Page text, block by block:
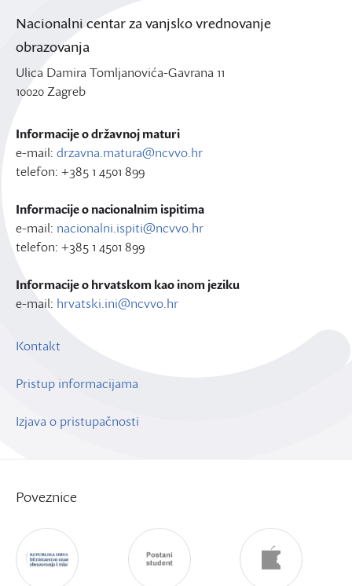
Nacionalni centar za vanjsko vrednovanje
obrazovanja
Ulica Damira Tomljanovića-Gavrana 11
10020 Zagreb
Informacije o državnoj maturi
e-mail: drzavna.matura@ncvvo.hr
telefon: +385 1 4501 899
Informacije o nacionalnim ispitima
e-mail: nacionalni.ispiti@ncvvo.hr
telefon: +385 1 4501 899
Informacije o hrvatskom kao inom jeziku
e-mail: hrvatski.ini@ncvvo.hr
Kontakt
Pristup informacijama
Izjava o pristupačnosti
Poveznice